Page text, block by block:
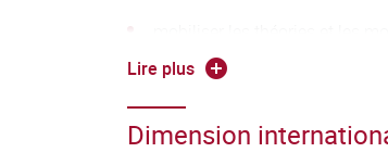
leurs avancées récentes
traiter et analyser
économétriques pertinents
Lire plus
Dimension